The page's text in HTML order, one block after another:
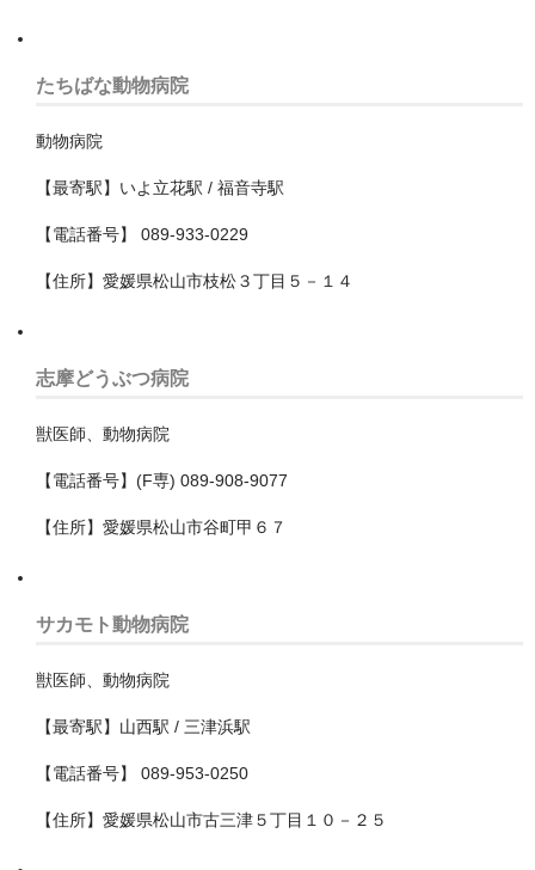
大阪市浪速区
大阪市港区
大阪市生野区
大阪市福島区
たちばな動物病院
動物病院
【最寄駅】いよ立花駅 / 福音寺駅
【電話番号】 089-933-0229
【住所】愛媛県松山市枝松３丁目５－１４
志摩どうぶつ病院
獣医師、動物病院
【電話番号】(F専) 089-908-9077
【住所】愛媛県松山市谷町甲６７
サカモト動物病院
獣医師、動物病院
【最寄駅】山西駅 / 三津浜駅
【電話番号】 089-953-0250
【住所】愛媛県松山市古三津５丁目１０－２５